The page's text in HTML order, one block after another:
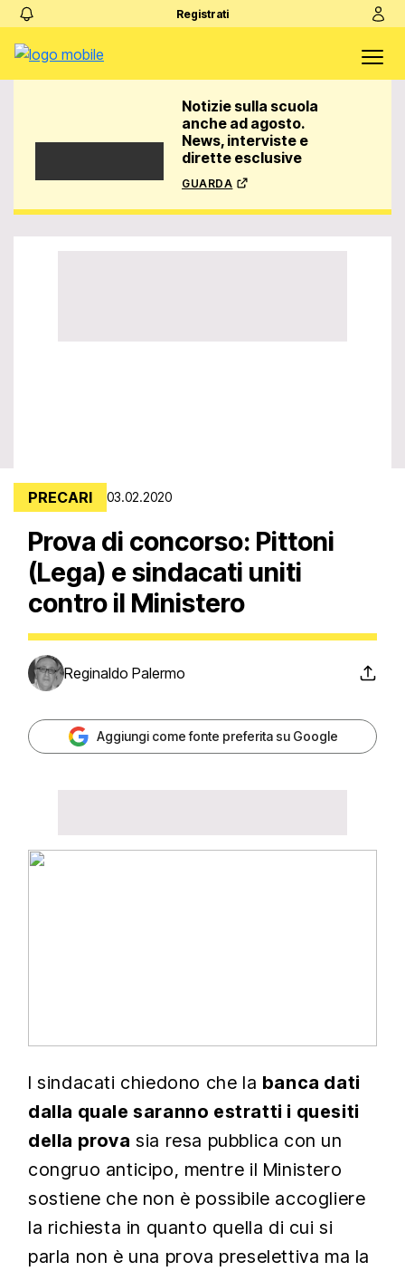
Registrati
Notizie sulla scuola
anche ad agosto.
News, interviste e
dirette esclusive
guarda
PRECARI 03.02.2020
Prova di concorso: Pittoni
(Lega) e sindacati uniti
contro il Ministero
Reginaldo Palermo
Aggiungi come fonte preferita su Google
I sindacati chiedono che la banca dati
dalla quale saranno estratti i quesiti
della prova sia resa pubblica con un
congruo anticipo, mentre il Ministero
sostiene che non è possibile accogliere
la richiesta in quanto quella di cui si
parla non è una prova preselettiva ma la